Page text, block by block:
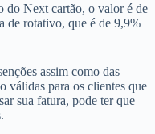
do Next cartão, o valor é de
de rotativo, que é de 9,9%
assim como das
válidas para os clientes que
sua fatura, pode ter que